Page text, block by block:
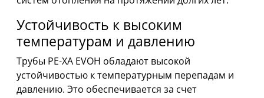
Устойчивость к высоким
температурам и давлению
Трубы PE-XA EVOH обладают высокой
устойчивостью к температурным перепадам и
давлению. Это обеспечивается за счет